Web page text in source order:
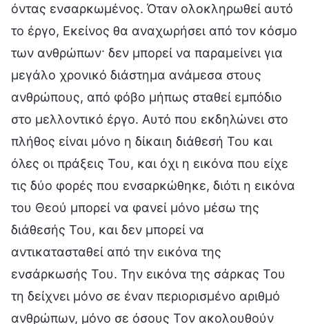
όντας ενσαρκωμένος. Όταν ολοκληρωθεί αυτό
το έργο, Εκείνος θα αναχωρήσει από τον κόσμο
των ανθρώπων· δεν μπορεί να παραμείνει για
μεγάλο χρονικό διάστημα ανάμεσα στους
ανθρώπους, από φόβο μήπως σταθεί εμπόδιο
στο μελλοντικό έργο. Αυτό που εκδηλώνει στο
πλήθος είναι μόνο η δίκαιη διάθεσή Του και
όλες οι πράξεις Του, και όχι η εικόνα που είχε
τις δύο φορές που ενσαρκώθηκε, διότι η εικόνα
του Θεού μπορεί να φανεί μόνο μέσω της
διάθεσής Του, και δεν μπορεί να
αντικατασταθεί από την εικόνα της
ενσάρκωσής Του. Την εικόνα της σάρκας Του
τη δείχνει μόνο σε έναν περιορισμένο αριθμό
ανθρώπων, μόνο σε όσους Τον ακολουθούν